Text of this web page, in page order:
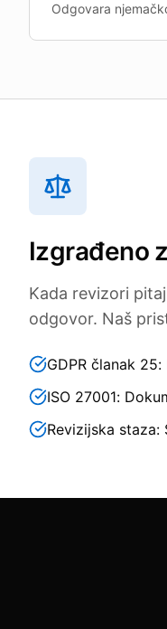
Odgovara
Izgrađeno
Kada revizori
odgovor. Naš
GDPR članak
ISO 27001:
Revizijska